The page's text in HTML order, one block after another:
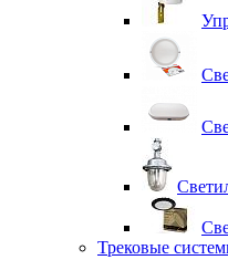
Трековые